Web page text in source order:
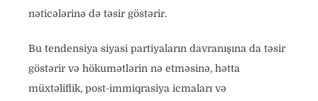
nəticələrinə də təsir göstərir.
Bu tendensiya siyasi partiyaların davranışına da təsir
göstərir və hökumətlərin nə etməsinə, hətta
müxtəliflik, post-immiqrasiya icmaları və